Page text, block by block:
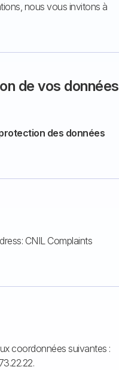
nous vous invitons à
de vos données
des données
CNIL Complaints
coordonnées suivantes :